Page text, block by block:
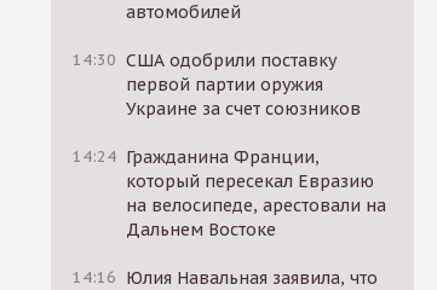
автомобилей
14:30 США одобрили поставку
первой партии оружия
Украине за счет союзников
14:24 Гражданина Франции,
который пересекал Евразию
на велосипеде, арестовали на
Дальнем Востоке
14:16 Юлия Навальная заявила, что